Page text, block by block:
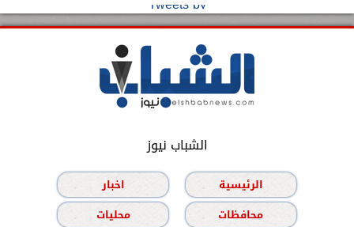
الشباب نيوز
الرئيسية
اخبار
محافظات
محليات